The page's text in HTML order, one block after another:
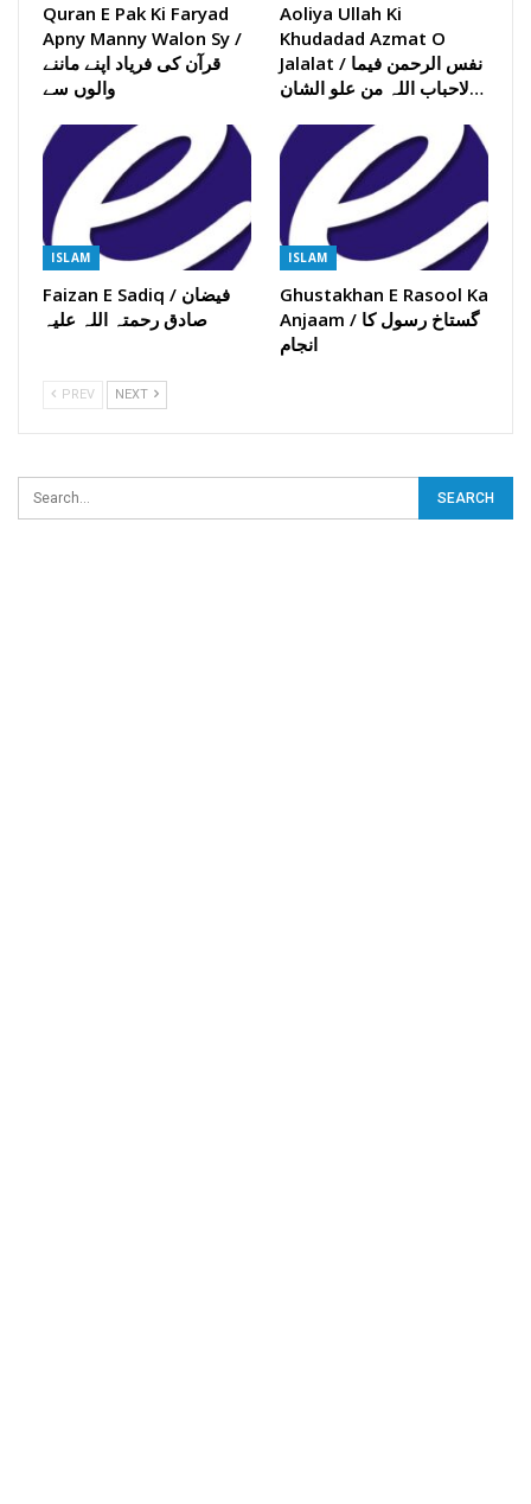
Quran E Pak Ki Faryad
Apny Manny Walon Sy /
قرآن کی فریاد اپنے ماننے
والوں سے
Aoliya Ullah Ki
Khudadad Azmat O
Jalalat / نفس الرحمن فیما
لاحباب اللہ من علو الشان…
ISLAM
Faizan E Sadiq / فیضان
صادق رحمتہ اللہ علیہ
ISLAM
Ghustakhan E Rasool Ka
Anjaam / گستاخ رسول کا
انجام
PREV NEXT